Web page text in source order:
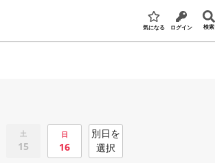
気になる ログイン 検索
土
15
日
16
別日を
選択